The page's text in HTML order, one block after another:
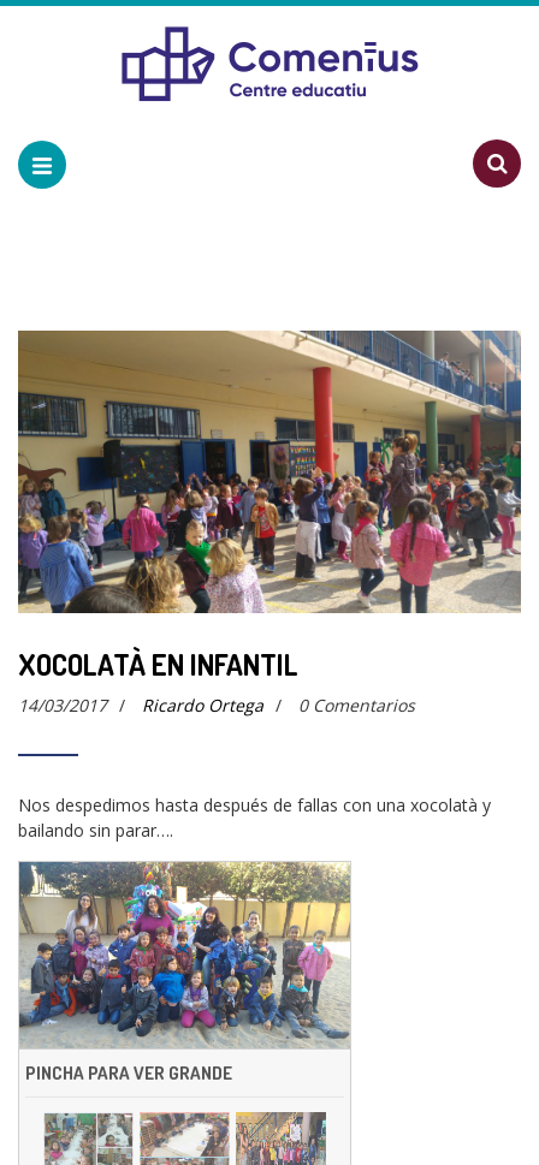
XOCOLATÀ EN INFANTIL
14/03/2017 / Ricardo Ortega / 0 Comentarios
Nos despedimos hasta después de fallas con una xocolatà y
bailando sin parar….
PINCHA PARA VER GRANDE